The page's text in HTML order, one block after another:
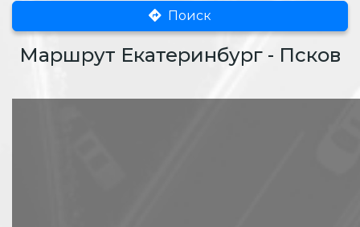
Поиск
Маршрут Екатеринбург - Псков